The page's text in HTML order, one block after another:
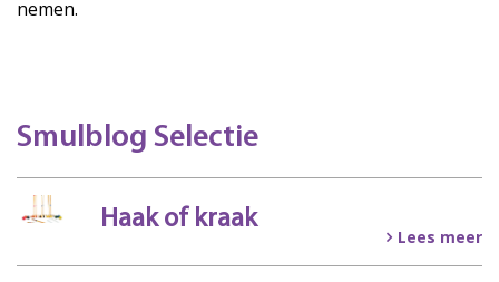
nemen.
Smulblog Selectie
Haak of kraak
Lees meer